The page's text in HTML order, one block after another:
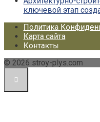
ключевой этап
Политика
Карта сайта
Контакты
© 2026 stroy-plys.com